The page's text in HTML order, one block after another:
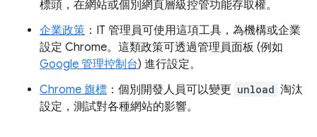
標頭，在網站或個別網頁層級控管功能存取權。
企業政策 ：IT 管理員可使用這項工具，為機構或企業
設定 Chrome。這類政策可透過管理員面板 (例如
Google 管理控制台) 進行設定。
Chrome 旗標 ：個別開發人員可以變更 unload 淘汰
設定，測試對各種網站的影響。